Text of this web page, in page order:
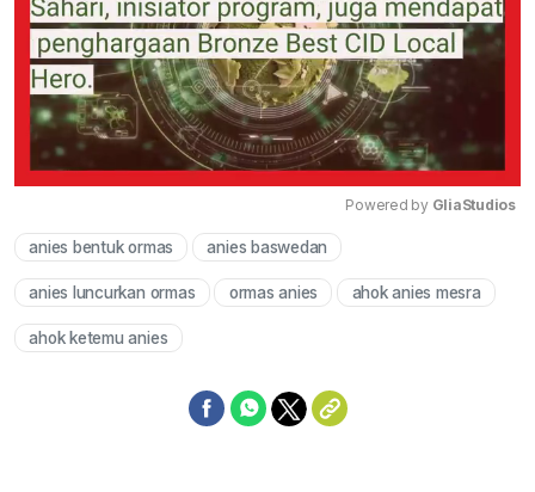
Powered by GliaStudios
anies bentuk ormas anies baswedan
anies luncurkan ormas ormas anies ahok anies mesra
ahok ketemu anies